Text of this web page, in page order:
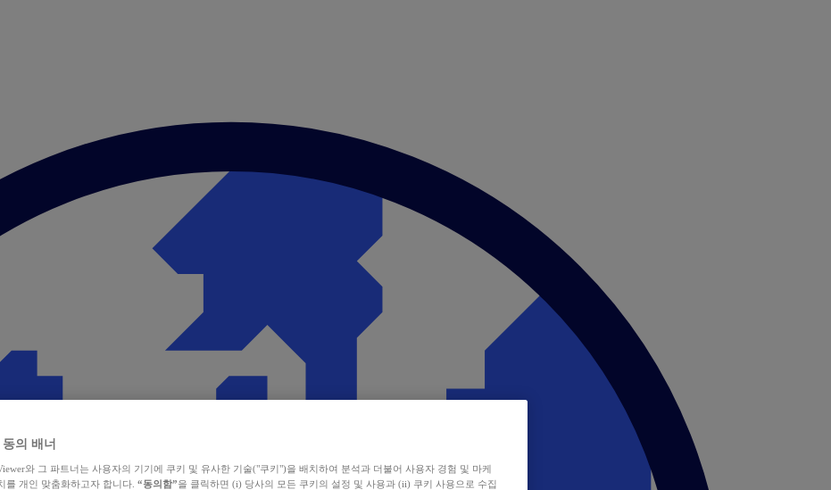
의 배너
와 그 파트너는 사용자의 기기에 쿠키 및 유사한 기술("쿠키")을 배치하여 분석과 더불어 사용자 경험 및 마케
를 개인 맞춤화하고자 합니다. “동의함”을 클릭하면 (i) 당사의 모든 쿠키의 설정 및 사용과 (ii) 쿠키 사용으로 수집